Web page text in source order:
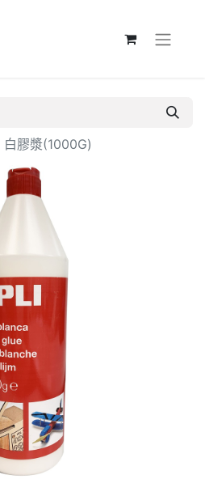
膠漿(1000G)